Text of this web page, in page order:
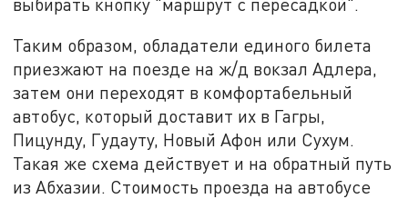
Таким образом, обладатели единого билета
приезжают на поезде на ж/д вокзал Адлера,
затем они переходят в комфортабельный
автобус, который доставит их в Гагры,
Пицунду, Гудауту, Новый Афон или Сухум.
Такая же схема действует и на обратный путь
из Абхазии. Стоимость проезда на автобусе